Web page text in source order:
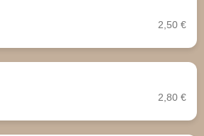
2,50 €
2,80 €